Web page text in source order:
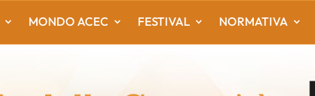
MONDO ACEC FESTIVAL NORMATIVA